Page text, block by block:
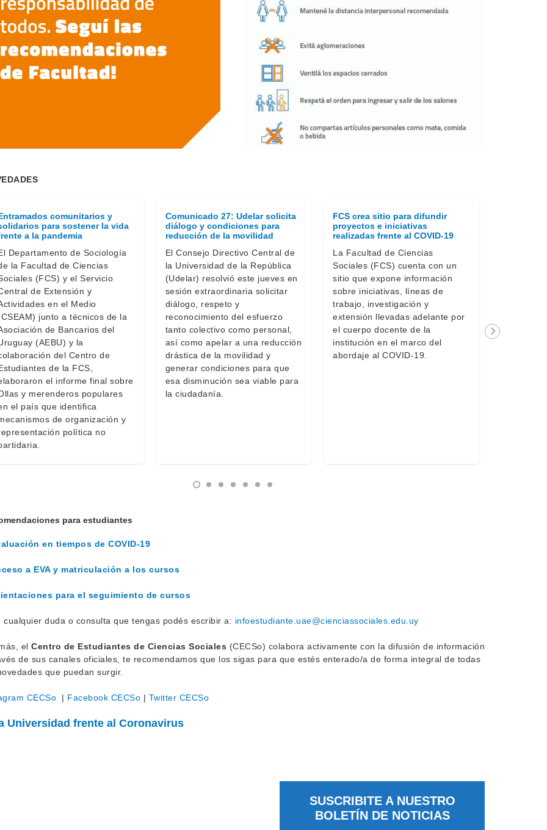
comunitarios y
para sostener la vida
a la pandemia
Departamento de Sociología
la Facultad de Ciencias
(FCS) y el Servicio
de Extensión y
en el Medio
junto a técnicos de la
de Bancarios del
(AEBU) y la
del Centro de
de la FCS,
el informe final sobre
y merenderos populares
el país que identifica
de organización y
política no
Comunicado 27: Udelar solicita
diálogo y condiciones para
reducción de la movilidad
El Consejo Directivo Central de
la Universidad de la República
(Udelar) resolvió este jueves en
sesión extraordinaria solicitar
diálogo, respeto y
reconocimiento del esfuerzo
tanto colectivo como personal,
así como apelar a una reducción
drástica de la movilidad y
generar condiciones para que
esa disminución sea viable para
la ciudadanía.
FCS crea sitio para difundir
proyectos e iniciativas
realizadas frente al COVID-19
La Facultad de Ciencias
Sociales (FCS) cuenta con un
sitio que expone información
sobre iniciativas, líneas de
trabajo, investigación y
extensión llevadas adelante por
el cuerpo docente de la
institución en el marco del
abordaje al COVID-19.
para estudiantes
en tiempos de COVID-19
a EVA y matriculación a los cursos
para el seguimiento de cursos
cualquier duda o consulta que tengas podés escribir a: infoestudiante.uae@cienciassociales.edu.uy
el Centro de Estudiantes de Ciencias Sociales (CECSo) colabora activamente con la difusión de información
de sus canales oficiales, te recomendamos que los sigas para que estés enterado/a de forma integral de todas
que puedan surgir.
CECSo | Facebook CECSo | Twitter CECSo
Universidad frente al Coronavirus
SUSCRIBITE A NUESTRO
BOLETÍN DE NOTICIAS